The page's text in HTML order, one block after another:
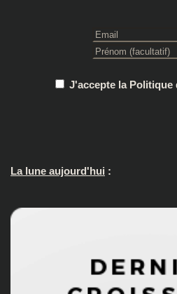
J'accepte la Politique
La lune aujourd'hui :